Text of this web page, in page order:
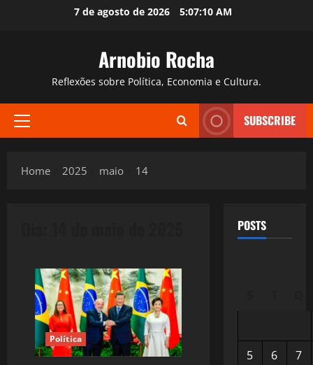
7 de agosto de 2026 5:07:11 AM
Arnobio Rocha
Reflexões sobre Política, Economia e Cultura.
Primary
SUBSCRIBE
Home 2025 maio 14
Política
POSTS
5 6
7